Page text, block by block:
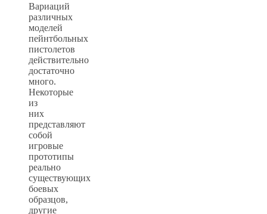
Вариаций
различных
моделей
пейнтбольных
пистолетов
действительно
достаточно
много.
Некоторые
из
них
представляют
собой
игровые
прототипы
реально
существующих
боевых
образцов,
другие